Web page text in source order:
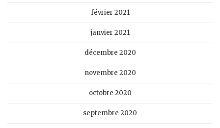
février 2021
janvier 2021
décembre 2020
novembre 2020
octobre 2020
septembre 2020